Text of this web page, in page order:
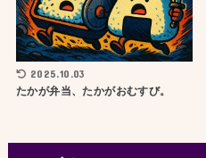
2025.10.03
たかが弁当、たかがおむすび。